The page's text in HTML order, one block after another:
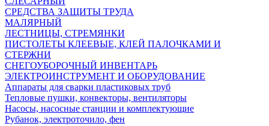
СРЕДСТВА ЗАЩИТЫ ТРУДА
МАЛЯРНЫЙ
ЛЕСТНИЦЫ, СТРЕМЯНКИ
ПИСТОЛЕТЫ КЛЕЕВЫЕ, КЛЕЙ ПАЛОЧКАМИ И
СТЕРЖНИ
СНЕГОУБОРОЧНЫЙ ИНВЕНТАРЬ
ЭЛЕКТРОИНСТРУМЕНТ И ОБОРУДОВАНИЕ
Аппараты для сварки пластиковых труб
Тепловые пушки, конвекторы, вентиляторы
Насосы, насосные станции и комплектующие
Рубанок, электроточило, фен